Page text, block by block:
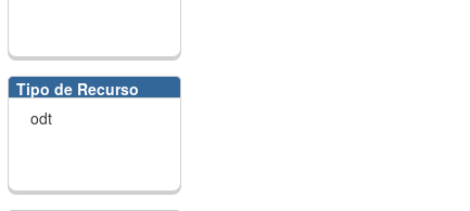
Tipo de Recurso
odt